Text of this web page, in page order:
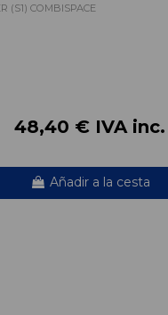
(S1) COMBISPACE
48,40 € IVA inc.
Añadir a la cesta